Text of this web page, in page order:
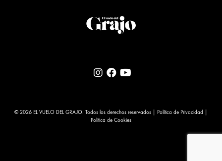
© 2026 EL VUELO DEL GRAJO. Todos los derechos reservados | Política de Privacidad
Política de Cookies